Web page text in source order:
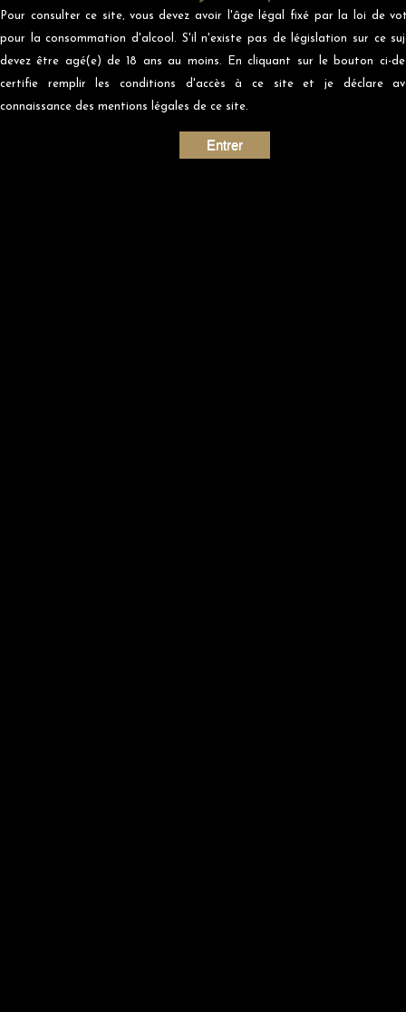
Pour consulter ce site‚ vous devez avoir l'âge légal fixé par la loi de
pour la consommation d'alcool. S'il n'existe pas de législation sur ce
devez être agé(e) de 18 ans au moins. En cliquant sur le bouton ci-
certifie remplir les conditions d'accès à ce site et je déclare
connaissance des mentions légales de ce site.